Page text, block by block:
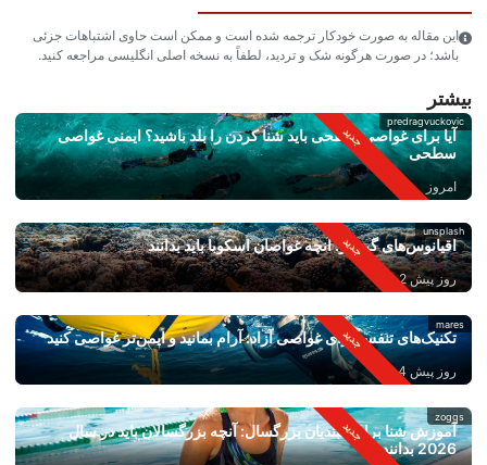
این مقاله به صورت خودکار ترجمه شده است و ممکن است حاوی اشتباهات جزئی
باشد؛ در صورت هرگونه شک و تردید، لطفاً به نسخه اصلی انگلیسی مراجعه کنید.
بیشتر
predragvuckovic
آیا برای غواصی سطحی باید شنا کردن را بلد باشید؟ ایمنی غواصی
سطحی
امروز
unsplash
اقیانوس‌های گرم‌تر: آنچه غواصان اسکوبا باید بدانند
روز پیش 2
mares
تکنیک‌های تنفس برای غواصی آزاد: آرام بمانید و ایمن‌تر غواصی کنید
روز پیش 4
zoggs
آموزش شنا برای مبتدیان بزرگسال: آنچه بزرگسالان باید در سال
2026 بدانند